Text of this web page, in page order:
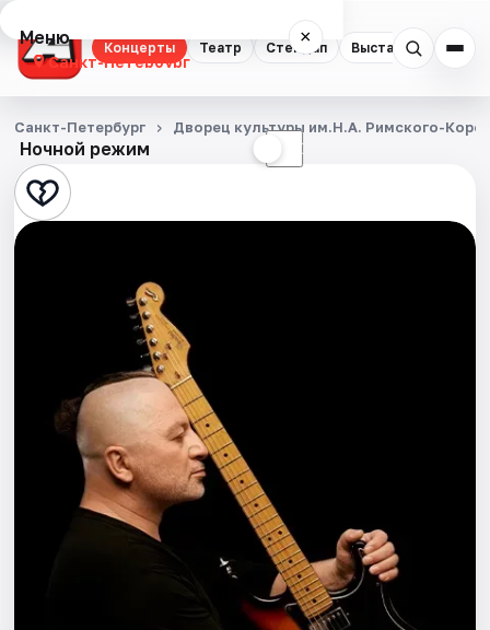
Концерты Театр Стендап Выставки
Меню ×
Санкт-Петербург
Концерты
Театр
Стендап
Экскурсии
Спорт
События
Ночной режим ☾
Санкт-Петербург Дворец культуры им.Н.А. Римского-